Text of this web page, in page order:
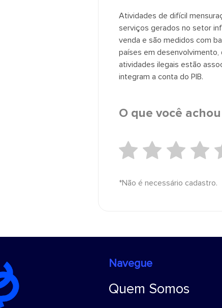
Atividades de difícil
serviços gerados no setor
venda e são medidos com
países em desenvolvimento,
atividades ilegais estão
integram a conta do PIB.
O que você
*Não é necessário cadastro.
Navegue
Quem Somos